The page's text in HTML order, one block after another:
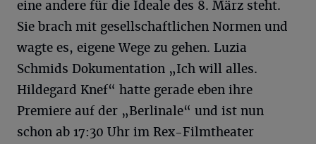
eine andere für die Ideale des 8. März steht.
Sie brach mit gesellschaftlichen Normen und
wagte es, eigene Wege zu gehen. Luzia
Schmids Dokumentation „Ich will alles.
Hildegard Knef“ hatte gerade eben ihre
Premiere auf der „Berlinale“ und ist nun
schon ab 17:30 Uhr im Rex-Filmtheater